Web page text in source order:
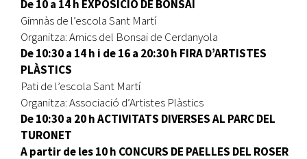
De 10 a 14 h EXPOSICIÓ DE BONSAI
Gimnàs de l’escola Sant Martí
Organitza: Amics del Bonsai de Cerdanyola
De 10:30 a 14 h i de 16 a 20:30 h FIRA D’ARTISTES
PLÀSTICS
Pati de l’escola Sant Martí
Organitza: Associació d’Artistes Plàstics
De 10:30 a 20 h ACTIVITATS DIVERSES AL PARC DEL
TURONET
A partir de les 10 h CONCURS DE PAELLES DEL ROSER